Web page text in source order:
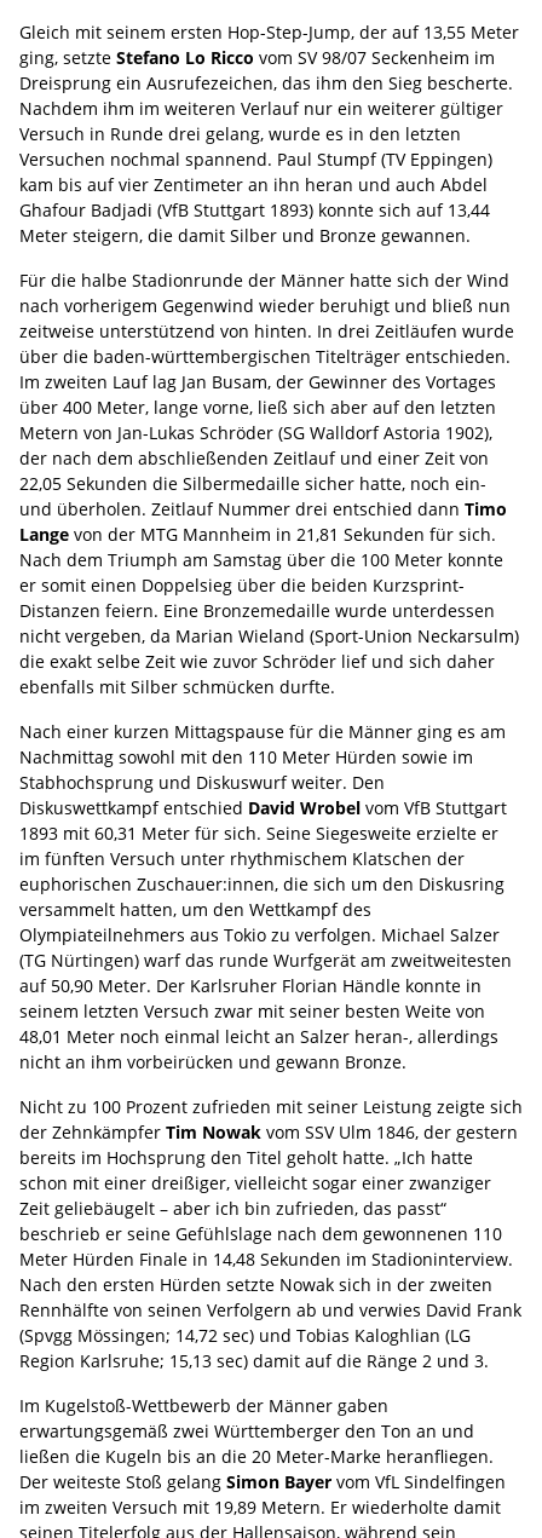
Gleich mit seinem ersten Hop-Step-Jump, der auf 13,55 Meter
ging, setzte Stefano Lo Ricco vom SV 98/07 Seckenheim im
Dreisprung ein Ausrufezeichen, das ihm den Sieg bescherte.
Nachdem ihm im weiteren Verlauf nur ein weiterer gültiger
Versuch in Runde drei gelang, wurde es in den letzten
Versuchen nochmal spannend. Paul Stumpf (TV Eppingen)
kam bis auf vier Zentimeter an ihn heran und auch Abdel
Ghafour Badjadi (VfB Stuttgart 1893) konnte sich auf 13,44
Meter steigern, die damit Silber und Bronze gewannen.
Für die halbe Stadionrunde der Männer hatte sich der Wind
nach vorherigem Gegenwind wieder beruhigt und bließ nun
zeitweise unterstützend von hinten. In drei Zeitläufen wurde
über die baden-württembergischen Titelträger entschieden.
Im zweiten Lauf lag Jan Busam, der Gewinner des Vortages
über 400 Meter, lange vorne, ließ sich aber auf den letzten
Metern von Jan-Lukas Schröder (SG Walldorf Astoria 1902),
der nach dem abschließenden Zeitlauf und einer Zeit von
22,05 Sekunden die Silbermedaille sicher hatte, noch ein-
und überholen. Zeitlauf Nummer drei entschied dann Timo
Lange von der MTG Mannheim in 21,81 Sekunden für sich.
Nach dem Triumph am Samstag über die 100 Meter konnte
er somit einen Doppelsieg über die beiden Kurzsprint-
Distanzen feiern. Eine Bronzemedaille wurde unterdessen
nicht vergeben, da Marian Wieland (Sport-Union Neckarsulm)
die exakt selbe Zeit wie zuvor Schröder lief und sich daher
ebenfalls mit Silber schmücken durfte.
Nach einer kurzen Mittagspause für die Männer ging es am
Nachmittag sowohl mit den 110 Meter Hürden sowie im
Stabhochsprung und Diskuswurf weiter. Den
Diskuswettkampf entschied David Wrobel vom VfB Stuttgart
1893 mit 60,31 Meter für sich. Seine Siegesweite erzielte er
im fünften Versuch unter rhythmischem Klatschen der
euphorischen Zuschauer:innen, die sich um den Diskusring
versammelt hatten, um den Wettkampf des
Olympiateilnehmers aus Tokio zu verfolgen. Michael Salzer
(TG Nürtingen) warf das runde Wurfgerät am zweitweitesten
auf 50,90 Meter. Der Karlsruher Florian Händle konnte in
seinem letzten Versuch zwar mit seiner besten Weite von
48,01 Meter noch einmal leicht an Salzer heran-, allerdings
nicht an ihm vorbeirücken und gewann Bronze.
Nicht zu 100 Prozent zufrieden mit seiner Leistung zeigte sich
der Zehnkämpfer Tim Nowak vom SSV Ulm 1846, der gestern
bereits im Hochsprung den Titel geholt hatte. „Ich hatte
schon mit einer dreißiger, vielleicht sogar einer zwanziger
Zeit geliebäugelt – aber ich bin zufrieden, das passt“
beschrieb er seine Gefühlslage nach dem gewonnenen 110
Meter Hürden Finale in 14,48 Sekunden im Stadioninterview.
Nach den ersten Hürden setzte Nowak sich in der zweiten
Rennhälfte von seinen Verfolgern ab und verwies David Frank
(Spvgg Mössingen; 14,72 sec) und Tobias Kaloghlian (LG
Region Karlsruhe; 15,13 sec) damit auf die Ränge 2 und 3.
Im Kugelstoß-Wettbewerb der Männer gaben
erwartungsgemäß zwei Württemberger den Ton an und
ließen die Kugeln bis an die 20 Meter-Marke heranfliegen.
Der weiteste Stoß gelang Simon Bayer vom VfL Sindelfingen
im zweiten Versuch mit 19,89 Metern. Er wiederholte damit
seinen Titelerfolg aus der Hallensaison, während sein